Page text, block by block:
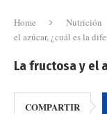
Home Nutrición
el azúcar, ¿cuál es la
La fructosa y el
COMPARTIR